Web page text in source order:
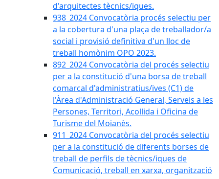
d'arquitectes tècnics/iques.
938_2024 Convocatòria procés selectiu per
a la cobertura d'una plaça de treballador/a
social i provisió definitiva d'un lloc de
treball homònim OPO 2023.
892_2024 Convocatòria del procés selectiu
per a la constitució d'una borsa de treball
comarcal d'administratius/ives (C1) de
l'Àrea d'Administració General, Serveis a les
Persones, Territori, Acollida i Oficina de
Turisme del Moianès.
911_2024 Convocatòria del procés selectiu
per a la constitució de diferents borses de
treball de perfils de tècnics/iques de
Comunicació, treball en xarxa, organització